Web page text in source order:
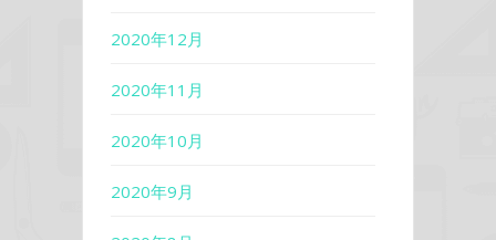
2020年12月
2020年11月
2020年10月
2020年9月